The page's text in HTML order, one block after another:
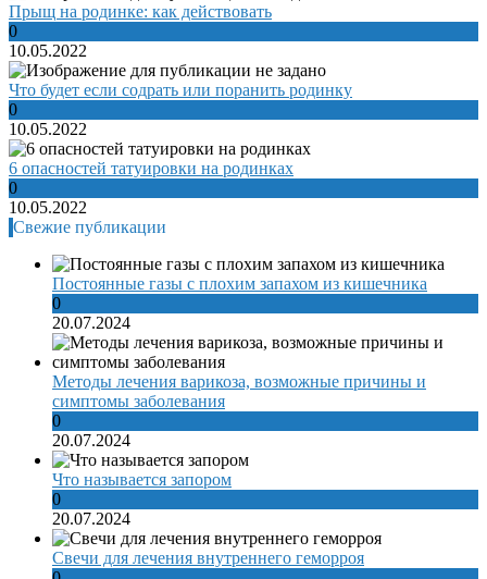
Прыщ на родинке: как действовать
0
10.05.2022
Что будет если содрать или поранить родинку
0
10.05.2022
6 опасностей татуировки на родинках
0
10.05.2022
Свежие публикации
Постоянные газы с плохим запахом из кишечника
0
20.07.2024
Методы лечения варикоза, возможные причины и
симптомы заболевания
0
20.07.2024
Что называется запором
0
20.07.2024
Свечи для лечения внутреннего геморроя